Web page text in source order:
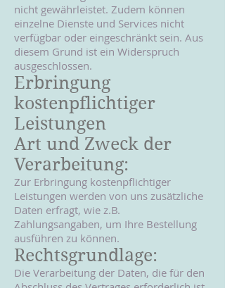
nicht gewährleistet. Zudem können
einzelne Dienste und Services nicht
verfügbar oder eingeschränkt sein. Aus
diesem Grund ist ein Widerspruch
ausgeschlossen.
Erbringung
kostenpflichtiger
Leistungen
Art und Zweck der
Verarbeitung:
Zur Erbringung kostenpflichtiger
Leistungen werden von uns zusätzliche
Daten erfragt, wie z.B.
Zahlungsangaben, um Ihre Bestellung
ausführen zu können.
Rechtsgrundlage:
Die Verarbeitung der Daten, die für den